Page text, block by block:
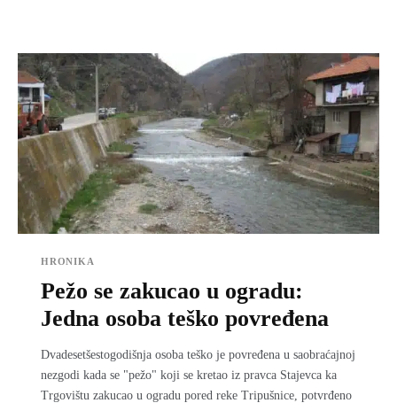
HRONIKA
Pežo se zakucao u ogradu:
Jedna osoba teško povređena
Dvadesetšestogodišnja osoba teško je povređena u saobraćajnoj
nezgodi kada se "pežo" koji se kretao iz pravca Stajevca ka
Trgovištu zakucao u ogradu pored reke Tripušnice, potvrđeno